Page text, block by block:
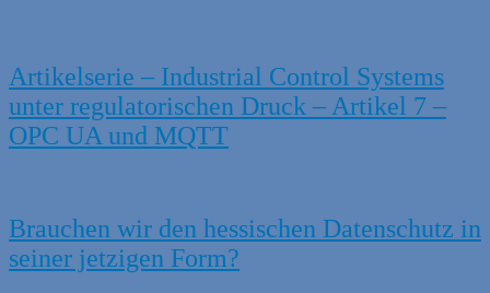
Artikelserie – Industrial Control Systems
unter regulatorischen Druck – Artikel 7 –
OPC UA und MQTT
Brauchen wir den hessischen Datenschutz in
seiner jetzigen Form?